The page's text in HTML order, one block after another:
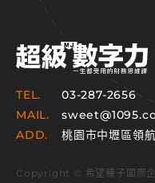
TEL.
03-287-2656
MAIL.
ADD.
桃園市中壢區領
Copyright © 希望種子國際企